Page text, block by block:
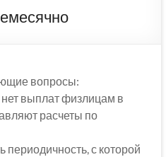
вопросы:
выплат физлицам в
расчеты по
с которой